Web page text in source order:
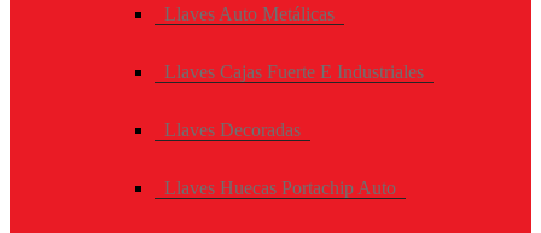
Llaves Auto Metálicas
Llaves Cajas Fuerte E Industriales
Llaves Decoradas
Llaves Huecas Portachip Auto